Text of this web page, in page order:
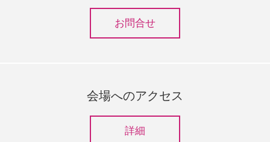
お問合せ
会場へのアクセス
詳細